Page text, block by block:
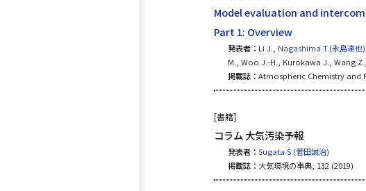
Model evaluation and
Part 1: Overview
発表者： Li J., Nagashima T.(永島達也)
M., Woo J.-H., Kurokawa J., Wang
掲載誌： Atmospheric Chemistry and
[書籍]
コラム 大気汚染予報
発表者： Sugata S.(菅田誠治)
掲載誌： 大気環境の事典, 132 (2019)